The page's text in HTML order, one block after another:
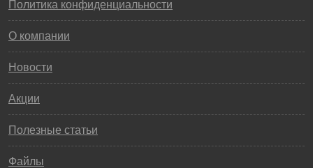
Политика конфиденциальности
О компании
Новости
Акции
Полезные статьи
Файлы